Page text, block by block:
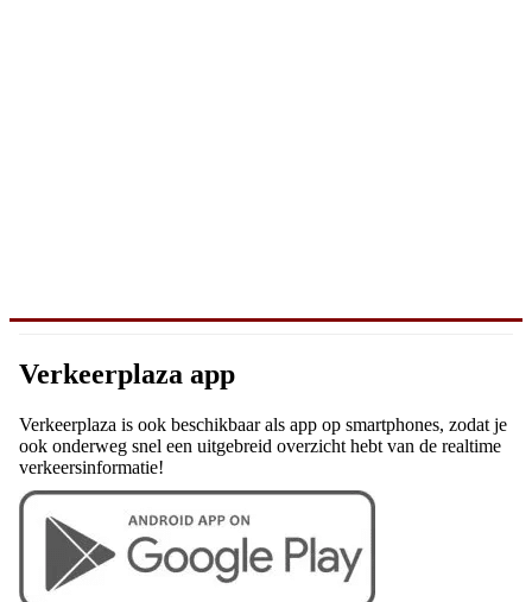
Verkeerplaza app
Verkeerplaza is ook beschikbaar als app op smartphones, zodat je
ook onderweg snel een uitgebreid overzicht hebt van de realtime
verkeersinformatie!